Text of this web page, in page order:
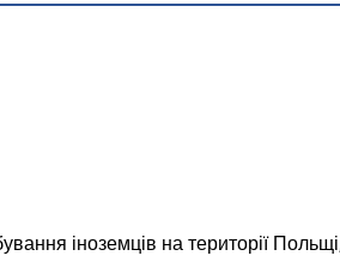
іноземців на території